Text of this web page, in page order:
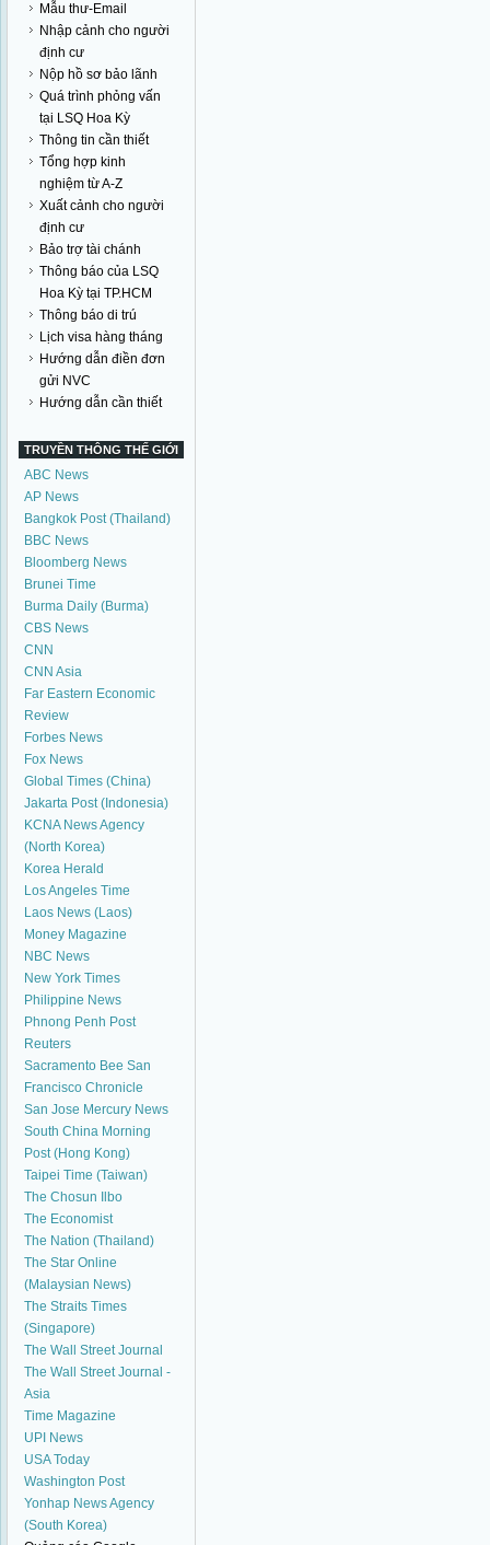
Mẫu thư-Email
Nhập cảnh cho người
định cư
Nộp hồ sơ bảo lãnh
Quá trình phỏng vấn
tại LSQ Hoa Kỳ
Thông tin cần thiết
Tổng hợp kinh
nghiệm từ A-Z
Xuất cảnh cho người
định cư
Bảo trợ tài chánh
Thông báo của LSQ
Hoa Kỳ tại TP.HCM
Thông báo di trú
Lịch visa hàng tháng
Hướng dẫn điền đơn
gửi NVC
Hướng dẫn cần thiết
TRUYỀN THÔNG THẾ GIỚI
ABC News
AP News
Bangkok Post (Thailand)
BBC News
Bloomberg News
Brunei Time
Burma Daily (Burma)
CBS News
CNN
CNN Asia
Far Eastern Economic
Review
Forbes News
Fox News
Global Times (China)
Jakarta Post (Indonesia)
KCNA News Agency
(North Korea)
Korea Herald
Los Angeles Time
Laos News (Laos)
Money Magazine
NBC News
New York Times
Philippine News
Phnong Penh Post
Reuters
Sacramento Bee San
Francisco Chronicle
San Jose Mercury News
South China Morning
Post (Hong Kong)
Taipei Time (Taiwan)
The Chosun Ilbo
The Economist
The Nation (Thailand)
The Star Online
(Malaysian News)
The Straits Times
(Singapore)
The Wall Street Journal
The Wall Street Journal -
Asia
Time Magazine
UPI News
USA Today
Washington Post
Yonhap News Agency
(South Korea)